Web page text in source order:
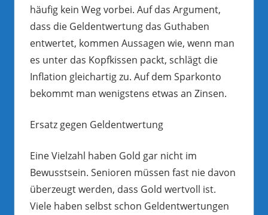
häufig kein Weg vorbei. Auf das Argument,
dass die Geldentwertung das Guthaben
entwertet, kommen Aussagen wie, wenn man
es unter das Kopfkissen packt, schlägt die
Inflation gleichartig zu. Auf dem Sparkonto
bekommt man wenigstens etwas an Zinsen.
Ersatz gegen Geldentwertung
Eine Vielzahl haben Gold gar nicht im
Bewusstsein. Senioren müssen fast nie davon
überzeugt werden, dass Gold wertvoll ist.
Viele haben selbst schon Geldentwertungen